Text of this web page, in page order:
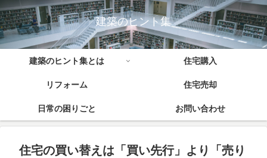
建築のヒント集
建築のヒント集とは 住宅購入
リフォーム 住宅売却
日常の困りごと お問い合わせ
住宅の買い替えは「買い先行」より「売り